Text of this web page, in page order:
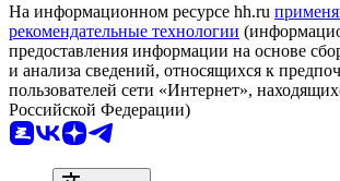
На информационном ресурсе hh.ru
рекомендательные технологии
предоставления информации на основе
и анализа сведений, относящихся к
пользователей сети «Интернет»,
Российской Федерации)